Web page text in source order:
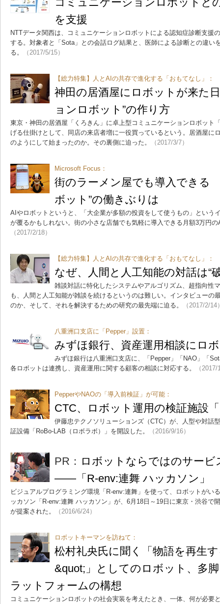
を支援
NTTデータ関西は、コミュニケーションロボットによる認知症診断支援
する。対象者と「Sota」との会話ログ結果と、医師による診断との違い
る。
（2017/5/15）
【総力特集】人とAIの共存で進化する「おもてなし」：
神田の居酒屋にロボットが来た
ョンロボット”の作り方
東京・神田の居酒屋「くろきん」に卓上型コミュニケーションロボット
げる仕掛けとして、同店の来店者増に一役買っているという。居酒屋に
のようにして始まったのか。その裏側に迫った。
（2017/3/7）
Microsoft Focus：
街のラーメン屋でも導入できる
ボット”の働きぶりは
AIやロボットというと、「大企業が多額の投資をして使うもの」という
が覆るかもしれない。街の小さな店舗でも気軽に導入できる月額3万円
（2017/2/18）
【総力特集】人とAIの共存で進化する「おもてなし」：
なぜ、人間と人工知能の対話は“
雑談対話に特化したシステムやアルゴリズム、超指向性
も、人間と人工知能が雑談を続けるというのは難しい。インタビューの
のか、そして、それを解決するための研究の最先端に迫る。
（2017/2/14
八重洲口支店に「Pepper」設置：
みずほ銀行、資産運用相談にロ
みずほ銀行は八重洲口支店に、「Pepper」「NAO」「
各ロボットは連携し、資産運用に関する顧客の相談に対応する。
（
PepperやNAOの「導入前検証」が可能：
CTC、ロボット運用の検証施設
伊藤忠テクノソリューションズ（CTC）が、人型や対話
証設備「RoBo-LAB（ロボラボ）」を開設した。
（2016/9/16）
PR： ロボットならではのサービ
――「R-env:連舞 ハッカソン」
ビジュアルプログラミング環境「R-env:連舞」を使って、ロボットがい
ッカソン「R-env:連舞 ハッカソン」が、6月18日～19日に東京・渋谷で
が提案された。
（2016/6/24）
ロボットキーマンを訪ねて：
松村礼央氏に聞く「物語を再生
&quot;」としてのロボット、多
ラットフォームの構想
コミュニケーションロボットの社会実装を考えたとき、一体、何が必要